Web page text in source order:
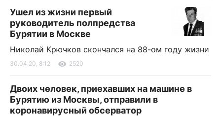
Ушел из жизни первый
руководитель полпредства
Бурятии в Москве
Николай Крючков скончался на 88-ом году жизни
30.04.20, 8:12 2520
Двоих человек, приехавших на машине в
Бурятию из Москвы, отправили в
коронавирусный обсерватор